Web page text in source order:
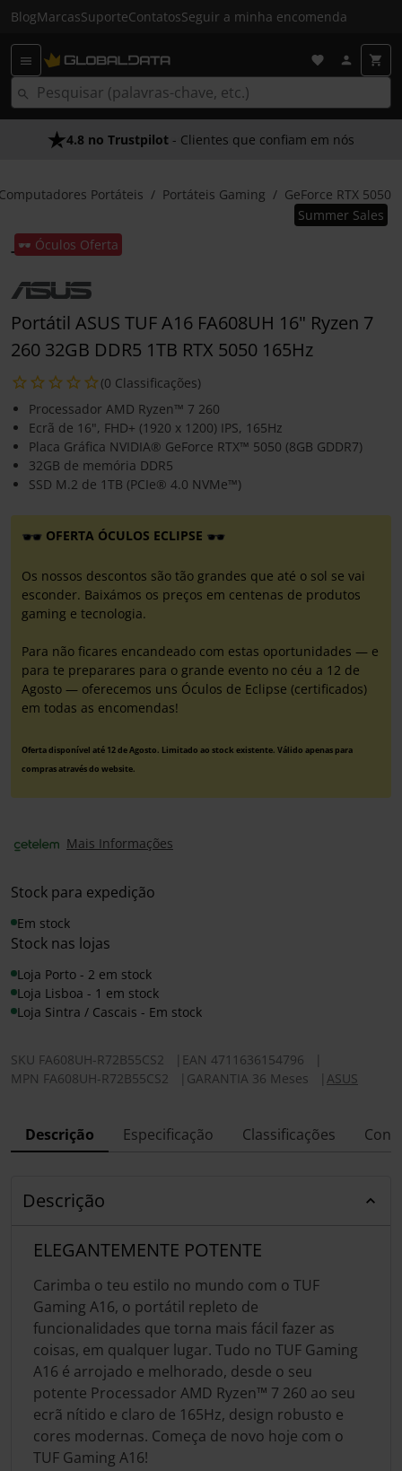
BlogMarcasSuporteContatosSeguir a minha encomenda
4.8 no Trustpilot - Clientes que confiam em nós
Portáteis Portáteis Gaming GeForce RTX 5050
🕶️ Óculos Oferta
Summer Sales
Portátil ASUS TUF A16 FA608UH 16" Ryzen 7
260 32GB DDR5 1TB RTX 5050 165Hz
(0 Classificações)
Processador AMD Ryzen™ 7 260
Ecrã de 16", FHD+ (1920 x 1200) IPS, 165Hz
Placa Gráfica NVIDIA® GeForce RTX™ 5050 (8GB GDDR7)
32GB de memória DDR5
SSD M.2 de 1TB (PCIe® 4.0 NVMe™)
OFERTA ÓCULOS ECLIPSE
Os nossos descontos são tão grandes que até o sol se vai
esconder. Baixámos os preços em centenas de produtos
gaming e tecnologia.
Para não ficares encandeado com estas oportunidades — e
para te preparares para o grande evento no céu a 12 de
Agosto — oferecemos uns Óculos de Eclipse (certificados)
em todas as encomendas!
Oferta disponível até 12 de Agosto. Limitado ao stock existente. Válido apenas para
compras através do website.
Mais Informações
Stock para expedição
Em stock
Stock nas lojas
Loja Porto - 2 em stock
Loja Lisboa - 1 em stock
Loja Sintra / Cascais - Em stock
SKU FA608UH-R72B55CS2 EAN 4711636154796
MPN FA608UH-R72B55CS2 GARANTIA 36 Meses ASUS
Descrição Especificação Classificações
Descrição
ELEGANTEMENTE POTENTE
Carimba o teu estilo no mundo com o TUF
Gaming A16, o portátil repleto de
funcionalidades que torna mais fácil fazer as
coisas, em qualquer lugar. Tudo no TUF Gaming
A16 é arrojado e melhorado, desde o seu
potente Processador AMD Ryzen™ 7 260 ao seu
ecrã nítido e claro de 165Hz, design robusto e
cores modernas. Começa de novo hoje com o
TUF Gaming A16!